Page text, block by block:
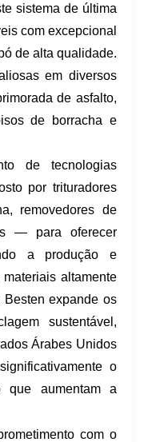
sistema de última
com excepcional
de alta qualidade.
em diversos
de asfalto,
de borracha e
de tecnologias
por trituradores
removedores de
— para oferecer
a produção e
altamente
expande os
sustentável,
Árabes Unidos
o
que aumentam a
com o